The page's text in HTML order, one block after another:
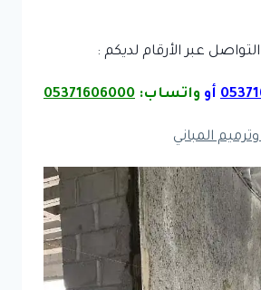
عبر الأرقام لديكم :
أو واتساب: 05371606000
المباني